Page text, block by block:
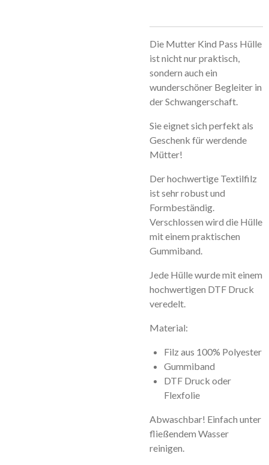
Die Mutter Kind Pass Hülle
ist nicht nur praktisch,
sondern auch ein
wunderschöner Begleiter in
der Schwangerschaft.
Sie eignet sich perfekt als
Geschenk für werdende
Mütter!
Der hochwertige Textilfilz
ist sehr robust und
Formbeständig.
Verschlossen wird die Hülle
mit einem praktischen
Gummiband.
Jede Hülle wurde mit einem
hochwertigen DTF Druck
veredelt.
Material:
Filz aus 100% Polyester
Gummiband
DTF Druck oder
Flexfolie
Abwaschbar! Einfach unter
fließendem Wasser
reinigen.